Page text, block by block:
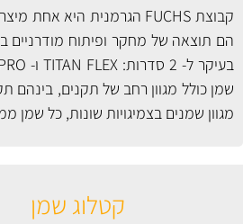
בעיקר ל- 2 סדרות:
TITAN FLEXו-
מגוון שמנים בצמיגויות שונות, כל שמן
קטלוג שמן